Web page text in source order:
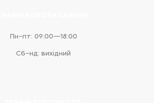
Пн–пт: 09:00—18:00
Сб–нд: вихідний